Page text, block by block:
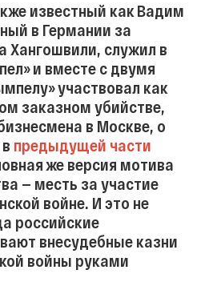
известный как Вадим
в Германии за
Хангошвили, служил в
и вместе с двумя
участвовал как
заказном убийстве,
в Москве, о
предыдущей части
же версия мотива
— месть за участие
войне. И это не
российские
внесудебные казни
войны руками